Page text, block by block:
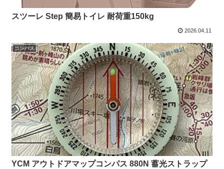
スツーレ Step 簡易トイレ 耐荷重150kg
2026.04.11
コンパス
YCM アウトドアマップコンパス 880N 蓄光ストラップ